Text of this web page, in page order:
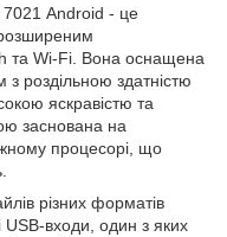
7021 Android - це
та Wi-Fi. Вона оснащена
роздільною здатністю
яскравістю та
заснована на
процесорі, що
різних форматів
входи, один з яких